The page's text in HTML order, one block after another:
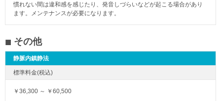
慣れない間は違和感を感じたり、発音しづらいなどが起こる場合があり
ます。メンテナンスが必要になります。
その他
静脈内鎮静法
￥36,300 ～ ￥60,500